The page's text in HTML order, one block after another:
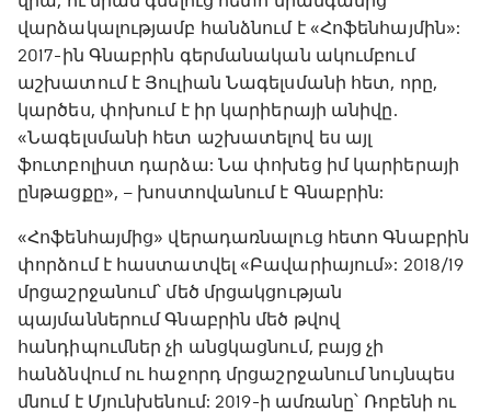
վարձակալությամբ հանձնում է «Հոֆենհայմին»:
2017-ին Գնաբրին գերմանական ակումբում
աշխատում է Յուլիան Նագելսմանի հետ, որը,
կարծես, փոխում է իր կարիերայի անիվը.
«Նագելսմանի հետ աշխատելով ես այլ
ֆուտբոլիստ դարձա: Նա փոխեց իմ կարիերայի
ընթացքը», – խոստովանում է Գնաբրին:
«Հոֆենհայմից» վերադառնալուց հետո Գնաբրին
փորձում է հաստատվել «Բավարիայում»: 2018/19
մրցաշրջանում՝ մեծ մրցակցության
պայմաններում Գնաբրին մեծ թվով
հանդիպումներ չի անցկացնում, բայց չի
հանձնվում ու հաջորդ մրցաշրջանում նույնպես
մնում է Մյունխենում: 2019-ի ամռանը՝ Ռոբենի ու